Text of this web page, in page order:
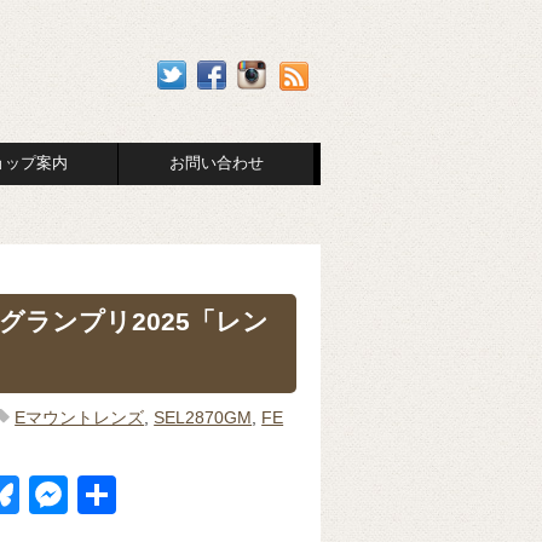
ップ案内 お問い合わせ
ランプリ2025「レン
Eマウントレンズ ,SEL2870GM
FE
Bl
M